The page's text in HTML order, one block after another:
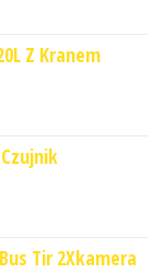
Z Kranem
Tir 2Xkamera